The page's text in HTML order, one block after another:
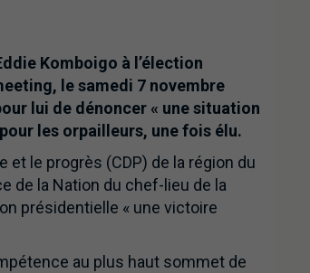
Komboigo à l’élection
le samedi 7 novembre
lui de dénoncer « une situation
les orpailleurs, une fois élu.
le progrès (CDP) de la région du
de la Nation du chef-lieu de la
présidentielle « une victoire
au plus haut sommet de